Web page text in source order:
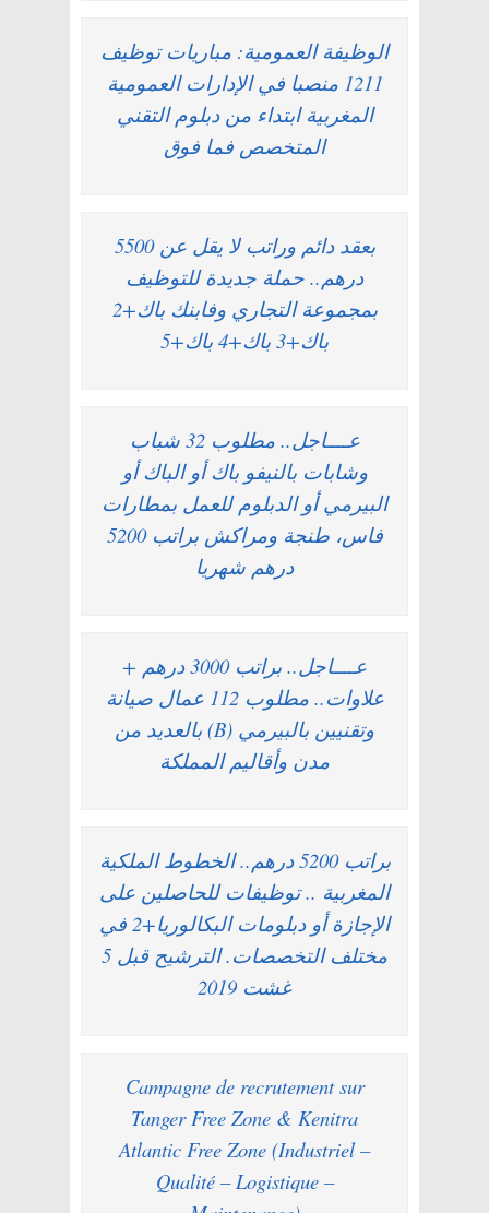
الوظيفة العمومية: مباريات توظيف
1211 منصبا في الإدارات العمومية
المغربية ابتداء من دبلوم التقني
المتخصص فما فوق
بعقد دائم وراتب لا يقل عن 5500
درهم.. حملة جديدة للتوظيف
بمجموعة التجاري وفابنك باك+2
باك+3 باك+4 باك+5
عــــاجل.. مطلوب 32 شباب
وشابات بالنيفو باك أو الباك أو
البيرمي أو الدبلوم للعمل بمطارات
فاس، طنجة ومراكش براتب 5200
درهم شهريا
عــــاجل.. براتب 3000 درهم +
علاوات.. مطلوب 112 عمال صيانة
وتقنيين بالبيرمي (B) بالعديد من
مدن وأقاليم المملكة
براتب 5200 درهم.. الخطوط الملكية
المغربية .. توظيفات للحاصلين على
الإجازة أو دبلومات البكالوريا+2 في
مختلف التخصصات. الترشيح قبل 5
غشت 2019
Campagne de recrutement sur
Tanger Free Zone & Kenitra
Atlantic Free Zone (Industriel –
Qualité – Logistique –